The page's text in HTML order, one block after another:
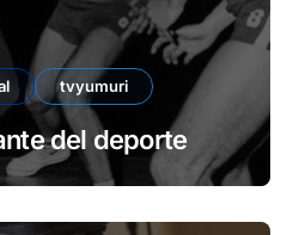
tvyumuri
del deporte